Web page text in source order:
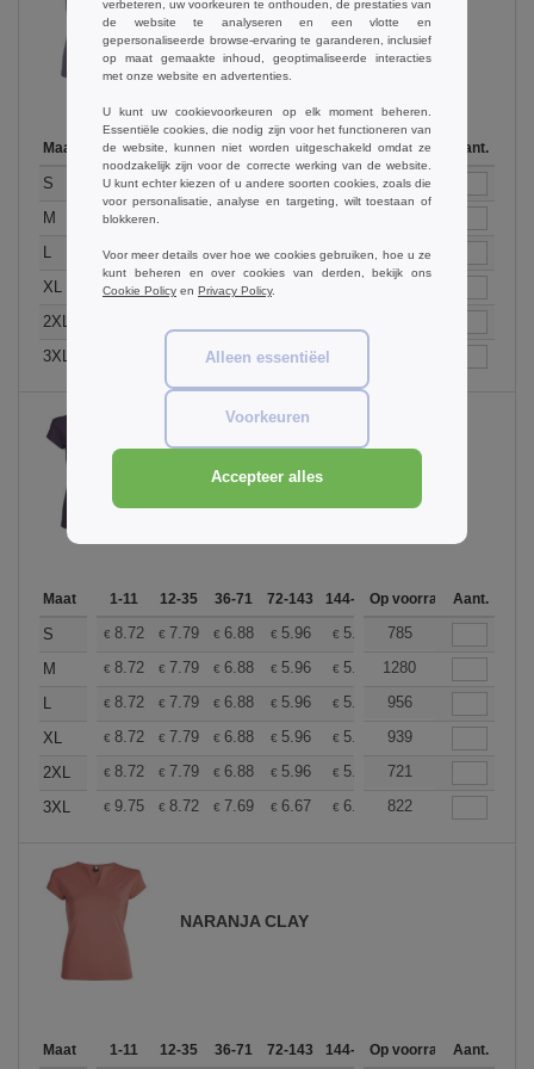
Lavender
Maat 1-11 12-35 36-71 72-143 144-287 288 + Meer
Op voorraad Aant.
S € 8.72 €7.79 €6.88 €5.96 €5.50 €5.27
899
M
€8.72
L
€8.72 €7.79 €6.88 €5.96 €5.50 € 5.27
1495
XL
€8.72 €7.79 €6.88 €
2XL
3XL
€ 7.69 €6.67
Lilac
Maat 1-11 12-35 36-71 72-143 144-287 288 + Meer
Op voorraadAant.
S € 8.72 € 7.79 € 6.88 € 5.96 € 5.50 €5.27
785
M
€ 8.72 € 7.79 € 6.88 € 5.96 € 5.50 €5.27
1280
L
€ 8.72 € 7.79 € 6.88 € 5.96 € 5.50 €5.27
956
XL
€ 8.72 € 7.79 € 6.88 € 5.96 € 5.50 €5.27
939
2XL
€ 8.72 € 7.79 € 6.88 € 5.96 € 5.50 €5.27
721
3XL
€ 9.75 € 8.72 € 7.69 € 6.67 € 6.16 €5.90
822
NARANJA CLAY
Maat 1-11 12-35 36-71 72-143 144-287 288 + Meer
Op voorraadAant.
verbeteren, uw voorkeuren te onthouden, de prestaties van
de website te analyseren en een vlotte en
gepersonaliseerde browse-ervaring te garanderen, inclusief
op maat gemaakte inhoud, geoptimaliseerde interacties
met onze website en advertenties.
U kunt uw cookievoorkeuren op elk moment beheren.
Essentiële cookies, die nodig zijn voor het functioneren van
de website, kunnen niet worden uitgeschakeld omdat ze
noodzakelijk zijn voor de correcte werking van de website.
U kunt echter kiezen of u andere soorten cookies, zoals die
voor personalisatie, analyse en targeting, wilt toestaan of
blokkeren.
Voor meer details over hoe we cookies gebruiken, hoe u ze
kunt beheren en over cookies van derden, bekijk ons
Cookie Policy en Privacy Policy.
Alleen essentiëel
Voorkeuren
Accepteer alles